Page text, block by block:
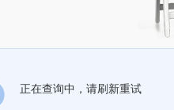
正在查询中，请刷新重试